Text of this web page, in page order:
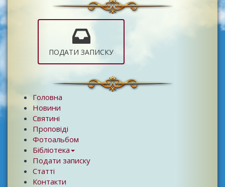
ПОДАТИ ЗАПИСКУ
Головна
Новини
Святині
Проповіді
Фотоальбом
Бібліотека
Подати записку
Статті
Контакти